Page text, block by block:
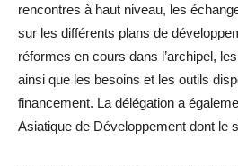
rencontres à haut niveau, les
sur les différents plans de
réformes en cours dans l’archipel,
ainsi que les besoins et les outils
financement. La délégation a
Asiatique de Développement dont le